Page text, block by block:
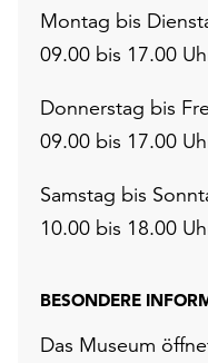
Montag bis
09.00 bis 17.00
Donnerstag bis
09.00 bis 17.00
Samstag bis
10.00 bis 18.00
BESONDERE
Das Museum